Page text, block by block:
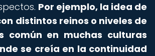
Por ejemplo, la idea de
distintos reinos o niveles de
común en muchas culturas
se creía en la continuidad